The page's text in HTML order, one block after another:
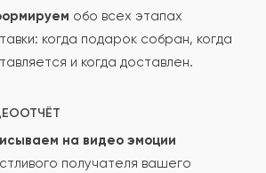
после проверки.
спам.
обо всех этапах
когда подарок собран, когда
и когда доставлен.
на видео эмоции
получателя вашего